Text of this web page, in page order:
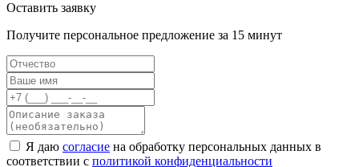
Оставить заявку
Получите персональное предложение за 15 минут
Я даю согласие на обработку персональных данных в
соответствии с политикой конфиденциальности